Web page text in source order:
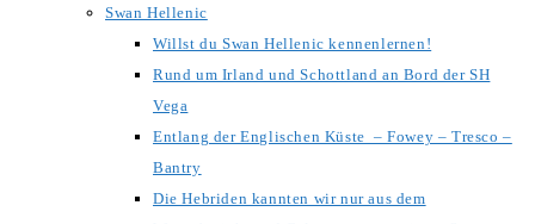
Swan Hellenic
Willst du Swan Hellenic kennenlernen!
Rund um Irland und Schottland an Bord der SH
Vega
Entlang der Englischen Küste – Fowey – Tresco –
Bantry
Die Hebriden kannten wir nur aus dem